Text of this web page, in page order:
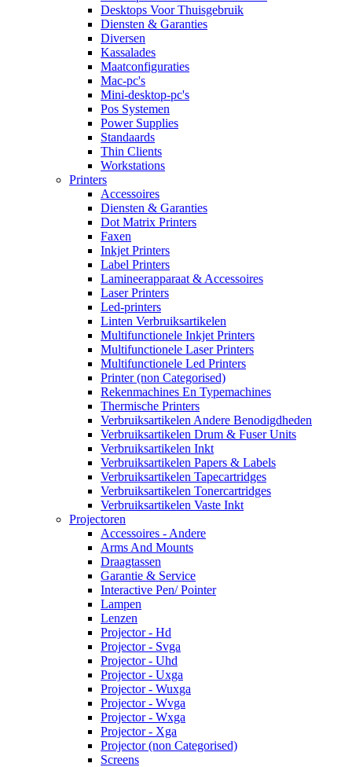
Desktops Voor Thuisgebruik
Diensten & Garanties
Diversen
Kassalades
Maatconfiguraties
Mac-pc's
Mini-desktop-pc's
Pos Systemen
Power Supplies
Standaards
Thin Clients
Workstations
Printers
Accessoires
Diensten & Garanties
Dot Matrix Printers
Faxen
Inkjet Printers
Label Printers
Lamineerapparaat & Accessoires
Laser Printers
Led-printers
Linten Verbruiksartikelen
Multifunctionele Inkjet Printers
Multifunctionele Laser Printers
Multifunctionele Led Printers
Printer (non Categorised)
Rekenmachines En Typemachines
Thermische Printers
Verbruiksartikelen Andere Benodigdheden
Verbruiksartikelen Drum & Fuser Units
Verbruiksartikelen Inkt
Verbruiksartikelen Papers & Labels
Verbruiksartikelen Tapecartridges
Verbruiksartikelen Tonercartridges
Verbruiksartikelen Vaste Inkt
Projectoren
Accessoires - Andere
Arms And Mounts
Draagtassen
Garantie & Service
Interactive Pen/ Pointer
Lampen
Lenzen
Projector - Hd
Projector - Svga
Projector - Uhd
Projector - Uxga
Projector - Wuxga
Projector - Wvga
Projector - Wxga
Projector - Xga
Projector (non Categorised)
Screens